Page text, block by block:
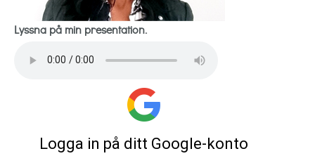
Lyssna på min presentation.